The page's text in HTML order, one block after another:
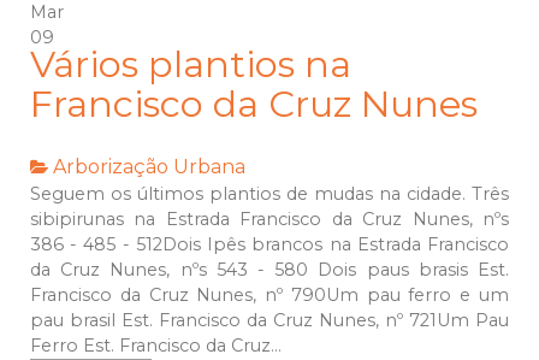
Mar
09
Vários plantios na
Francisco da Cruz Nunes
Arborização Urbana
Seguem os últimos plantios de mudas na cidade. Três
sibipirunas na Estrada Francisco da Cruz Nunes, nºs
386 - 485 - 512Dois Ipês brancos na Estrada Francisco
da Cruz Nunes, nºs 543 - 580 Dois paus brasis Est.
Francisco da Cruz Nunes, nº 790Um pau ferro e um
pau brasil Est. Francisco da Cruz Nunes, nº 721Um Pau
Ferro Est. Francisco da Cruz...